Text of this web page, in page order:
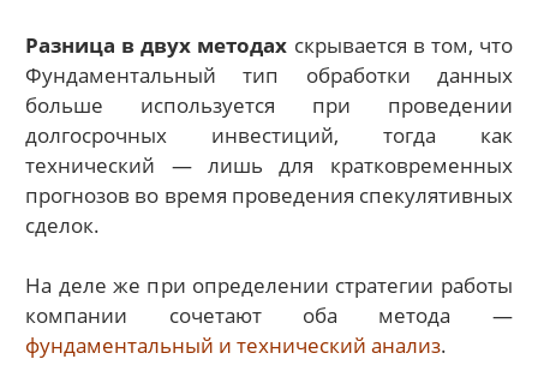
Разница в двух методах скрывается в том, что
Фундаментальный тип обработки данных
больше используется при проведении
долгосрочных инвестиций, тогда как
технический — лишь для кратковременных
прогнозов во время проведения спекулятивных
сделок.
На деле же при определении стратегии работы
компании сочетают оба метода —
фундаментальный и технический анализ.